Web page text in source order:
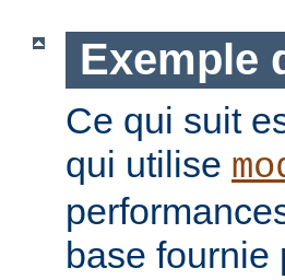
Exemple
Ce qui suit
qui utilise
base fournie